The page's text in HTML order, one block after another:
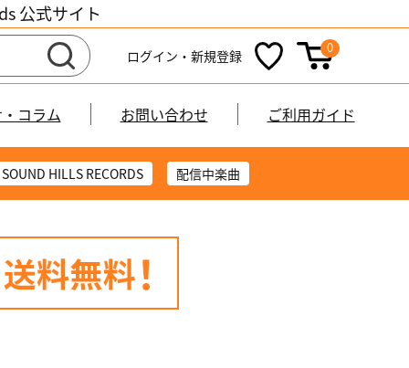
公式サイト
ログイン・新規登録 0
コラム お問い合わせ ご利用ガイド
SOUND HILLS RECORDS 配信中楽曲